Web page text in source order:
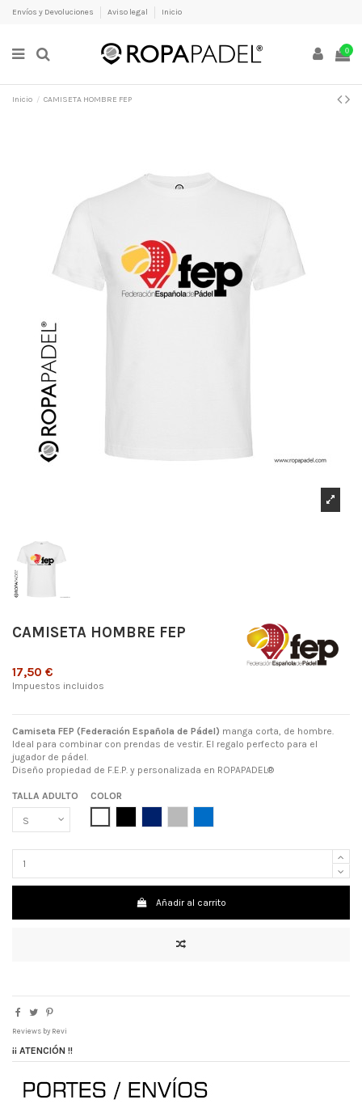
Envíos y Devoluciones Aviso legal Inicio
0
Inicio CAMISETA HOMBRE FEP
CAMISETA HOMBRE FEP
17,50 €
Impuestos incluidos
Camiseta FEP (Federación Española de Pádel) manga corta, de hombre.
Ideal para combinar con prendas de vestir. El regalo perfecto para el
jugador de pádel.
Diseño propiedad de F.E.P. y personalizada en ROPAPADEL®
TALLA ADULTO
COLOR
Añadir al carrito
Reviews by Revi
¡¡ ATENCIÓN !!